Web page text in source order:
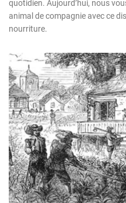
quotidien. Aujourd’hui, nous
animal de compagnie avec ce
nourriture.